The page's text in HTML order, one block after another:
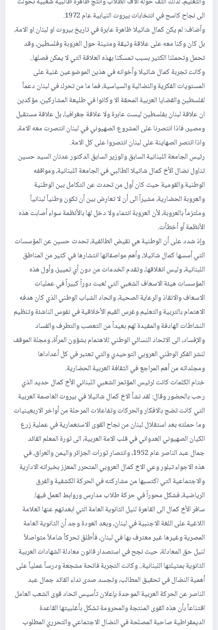
الى نجاح كاسح في انتخابات بيروت النيابية عام 1972.
وأضاف: لم يكن كمال شاتيلا ظاهرة عابرة في تاريخ بيروت او لبنان او الامة،
بل كان وكنا معه على علاقة وثيقة ومتينة حول العروبة وفلسطين، وقد
تحمل وتحملنا الكثير بسبب تمسكنا بهذه العلاقة التي لا يمكن فصلها..
وكانت تجربة كمال شاتيلا وأخوانه في هذين الموضوعين غنية على
المستويات الفكرية والنضالية والسياسية، فما ما من تحرك في لبنان دعماً
لفلسطين والقضايا العربية المحقة الا وكانوا في طليعة المشاركين، مؤكدين
ان علاقة لبنان بفلسطين ليست عابرة ولا علاقة جغرافيا، بل علاقة مستقبل
ومصير، فاذا انتصرنا على المشروع الصهيوني في لبنان انتصرت معه الامة،
واذا انتصر الصهاينة على لبنان انتصروا على كل الامة.
رئيس الجامعة اللبنانية السابق والوزير السابق الدكتور عدنان السيد حسين
تناول نضال الأخ كمال شاتيلا الطالبي في الجامعة اللبنانية، ومواقفه
الوطنية والقومية حيث كان أول من تحدث عن التكامل بين الوطنية
والعروبة الحضارية، مشيراً الى أن لا تعارض بين أن تكون وطنياً لبنانياً
وملتزماً بالعروبة، لأن العروبة انتماء ولا دخل لها بالأنظمة سواء أصابت هذه
الأنظمة أو أخطأت.
وإذ شدد على أن الوطنية هي نقيض الطائفية، تحدث حسين عن المؤسسات
التي أسسها كمال شاتيلا، وأهم مواصفاتها انتشارها في كثير من المناطق
اللبنانية، وليس انغلاقها، وتقدم الخدمات من دون أي تمييز، وأول هذه
المؤسسات هيئة الاسعاف الشعبي التي لعبت دوراً كبيراً في عمليات
الاسعاف والانقاذ والرعاية الصحية، واتحاد الشباب الوطني الذي كان هدفه
الاهتمام بالتربية والتعليم وغرس القيم الأخلاقية في نفوس الناشئة وتنظيم
النشاطات الهادفة والمفيدة لهم بعيداً من التعصب والتطرف والفساد
والإفساد، الى الاتحاد النسائي الوطني للاهتمام بشؤون المرأة، ومجلة الموقف
لنشر الفكر الوطني العروبي التوحيدي والتي تعتبر في كل أعداداها
ومجلداته من أهم المراجع في الثقافة العربية الحضارية.
ختام الكلمات كانت لرئيس المؤتمر الشعبي اللبناني الأخ كمال حديد الذي
رحب بالحضور وقال: لقد نشأ الاخ كمال شاتيلا في بيروت العاصمة العربية
التي كانت تضج بالافكار والحركات وتفاعلات المرحلة من أواخر الاربعينيات
وما حملته بعد استقلال لبنان من نجاح القوى الاستعمارية في عملية زرع
الكيان الصهيوني العدواني في قلب الامة العربية، الى ثورة المعلم القائد
جمال عبد الناصر عام 1952، وانتصار ثورات الجزائر واليمن والعراق، في
هذه الاجواء تبلور وعي الاخ كمال العروبي المتحرر المعزز بخبراته الادارية
والاجتماعية التي اكتسبها من مشاركته في الحركة الكشفية والفرق
الرياضية، فشكل محوراً في حركة طلاب مدارس وروابط العمل فيها.
سافر الأخ كمال الى القاهرة لنيل الثانوية العامة التي ابعدتهم عنها العلامة
اللاغية على اللغة الاجنبية في لبنان، وبعد العودة وجد أن الثانوية العامة
المصرية وغيرها غير معترف بها في لبنان، فأطلق تحركاً شاملاً متواصلاً
لنيل حق المعادلة، حيث نجح في استصدار قانون معادلة الشهادات العربية
الثانوية بمثيلتها اللبنانية.. وكانت التجربة فاتحة مشجعة ودرساً عملياً على
أهمية النضال في تحقيق المطالب، وتجسد صدى نداء القائد جمال عبد
الناصر عن الحركة العربية الموحدة بإعلان تأسيس اتحاد قوى الشعب العامل
اقتناعاً بأن هذه القوى المنتجة والمحرومة تشكل بأغلبيتها القاعدة
الديمقراطية صاحبة المصلحة في النضال الاجتماعي والتحرري المطلوب